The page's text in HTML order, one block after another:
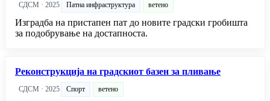
СДСМ · 2025 Патна инфраструктура ветено
Изградба на пристапен пат до новите градски гробишта
за подобрување на достапноста.
Реконструкција на градскиот базен за пливање
СДСМ · 2025 Спорт ветено